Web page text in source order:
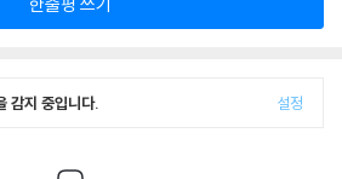
감지 중입니다. 설정